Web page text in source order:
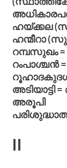
ഹയ്ക്കല
ഹന്മീറാ
റമ്പസുഖം
റംപാശ്ചന്‍
അടിയാട്ടി
അരൂപി
II